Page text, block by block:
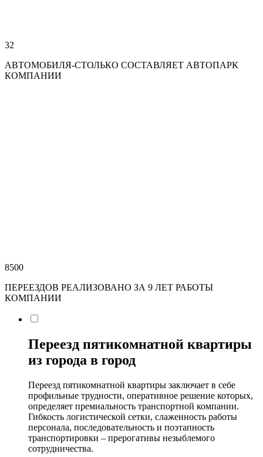
32
АВТОМОБИЛЯ-СТОЛЬКО СОСТАВЛЯЕТ АВТОПАРК
КОМПАНИИ
8500
ПЕРЕЕЗДОВ РЕАЛИЗОВАНО ЗА 9 ЛЕТ РАБОТЫ
КОМПАНИИ
Переезд пятикомнатной квартиры
из города в город
Переезд пятикомнатной квартиры заключает в себе
профильные трудности, оперативное решение которых,
определяет премиальность транспортной компании.
Гибкость логистической сетки, слаженность работы
персонала, последовательность и поэтапность
транспортировки – прерогативы незыблемого
сотрудничества.